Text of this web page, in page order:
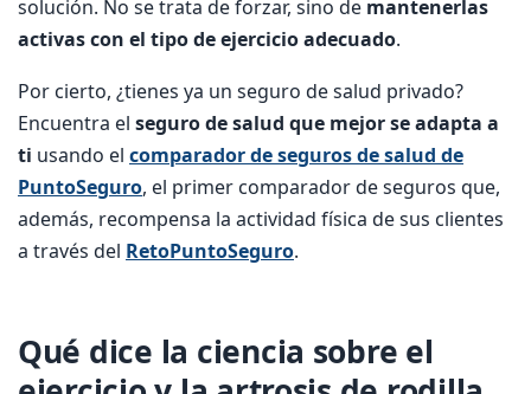
solución. No se trata de forzar, sino de mantenerlas
activas con el tipo de ejercicio adecuado.
Por cierto, ¿tienes ya un seguro de salud privado?
Encuentra el seguro de salud que mejor se adapta a
ti usando el comparador de seguros de salud de
PuntoSeguro, el primer comparador de seguros que,
además, recompensa la actividad física de sus clientes
a través del RetoPuntoSeguro.
Qué dice la ciencia sobre el